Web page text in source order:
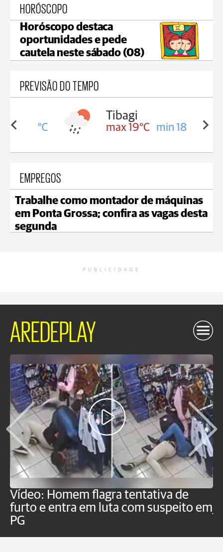
HORÓSCOPO
Horóscopo destaca
oportunidades e pede
cautela neste sábado (08)
PREVISÃO DO TEMPO
18°C
Tibagi
max 19°C min 18°C
EMPREGOS
Trabalhe como montador de máquinas
em Ponta Grossa; confira as vagas desta
segunda
PUBLICIDADE
AREDEPLAY
Vídeo: Homem flagra tentativa de
furto e entra em luta com suspeito em
PG